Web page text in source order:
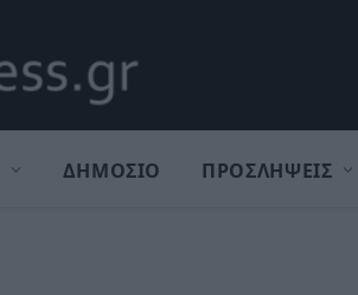
ΔΗΜΟΣΙΟ ΠΡΟΣΛΗΨΕΙΣ